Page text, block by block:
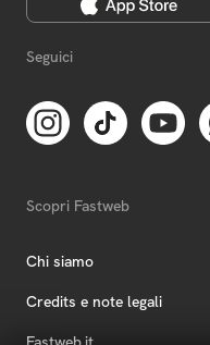
Seguici
Scopri Fastweb
Chi siamo
Credits e note legali